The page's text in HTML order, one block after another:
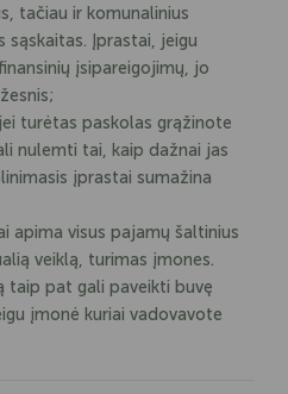
tačiau ir komunalinius
sąskaitas. Įprastai, jeigu
įsipareigojimų, jo
turėtas paskolas grąžinote
nulemti tai, kaip dažnai jas
įprastai sumažina
apima visus pajamų šaltinius
veiklą, turimas įmones.
taip pat gali paveikti buvę
įmonė kuriai vadovavote